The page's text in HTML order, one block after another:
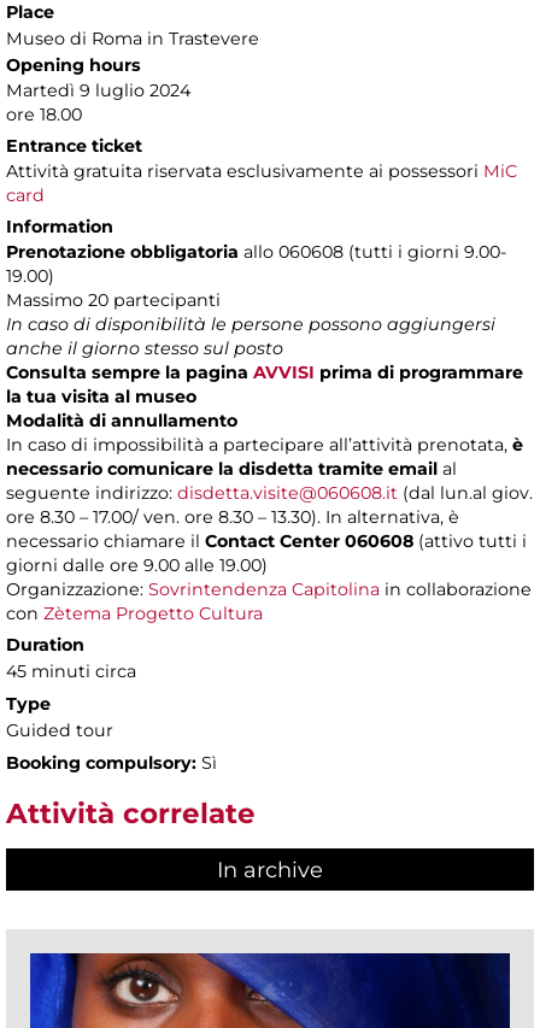
Place
Museo di Roma in Trastevere
Opening hours
Martedì 9 luglio 2024
ore 18.00
Entrance ticket
Attività gratuita riservata esclusivamente ai possessori MiC
card
Information
Prenotazione obbligatoria allo 060608 (tutti i giorni 9.00-
19.00)
Massimo 20 partecipanti
In caso di disponibilità le persone possono aggiungersi
anche il giorno stesso sul posto
Consulta sempre la pagina AVVISI prima di programmare
la tua visita al museo
Modalità di annullamento
In caso di impossibilità a partecipare all’attività prenotata, è
necessario comunicare la disdetta tramite email al
seguente indirizzo: disdetta.visite@060608.it (dal lun.al giov.
ore 8.30 – 17.00/ ven. ore 8.30 – 13.30). In alternativa, è
necessario chiamare il Contact Center 060608 (attivo tutti i
giorni dalle ore 9.00 alle 19.00)
Organizzazione: Sovrintendenza Capitolina in collaborazione
con Zètema Progetto Cultura
Duration
45 minuti circa
Type
Guided tour
Booking compulsory: Sì
Attività correlate
In archive